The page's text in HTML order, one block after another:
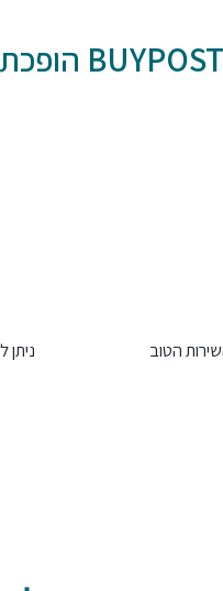
BUYPOST הופכת את תהליך
הטוב